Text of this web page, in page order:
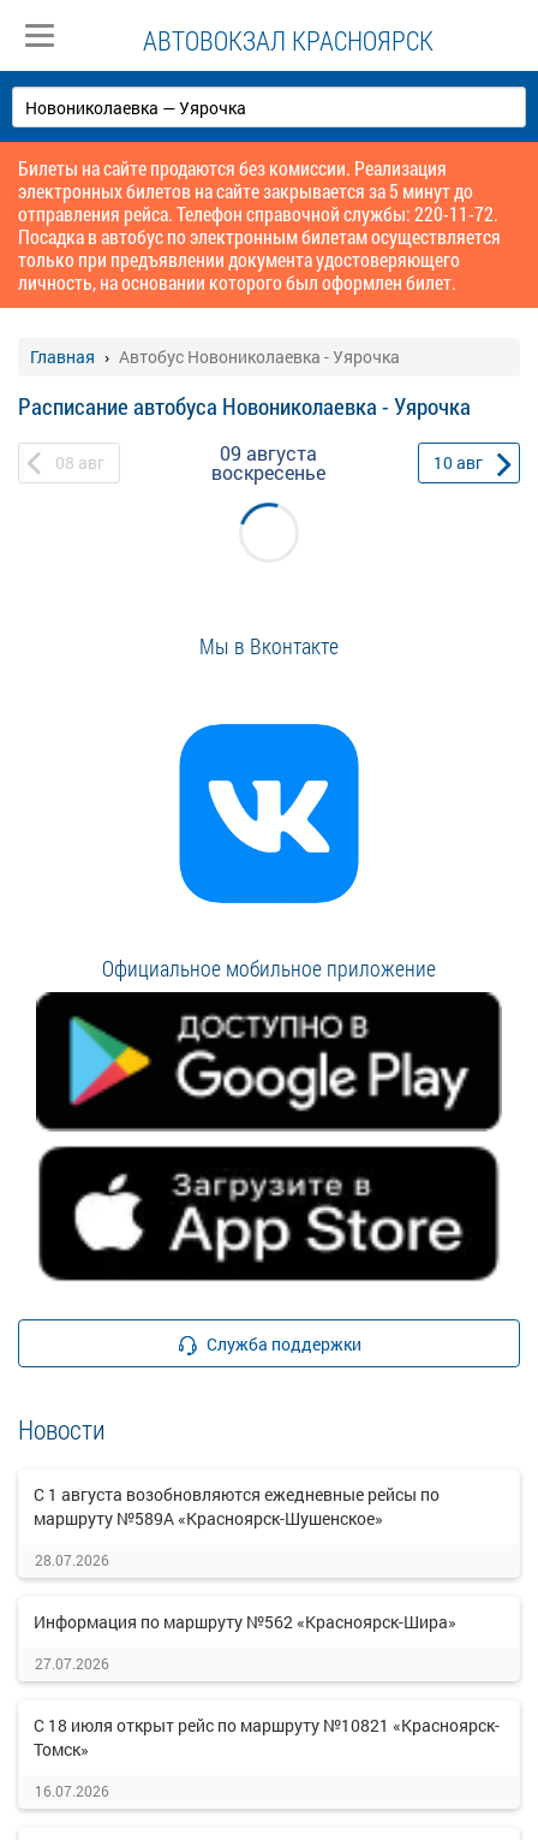
АВТОВОКЗАЛ КРАСНОЯРСК
Билеты на сайте продаются без комиссии. Реализация
электронных билетов на сайте закрывается за 5 минут до
отправления рейса. Телефон справочной службы: 220-11-72.
Посадка в автобус по электронным билетам осуществляется
только при предъявлении документа удостоверяющего
личность, на основании которого был оформлен билет.
Главная Автобус Новониколаевка - Уярочка
Расписание автобуса Новониколаевка - Уярочка
08 авг 09 августа
воскресенье 10авг
Мы в Вконтакте
Официальное мобильное приложение
Служба поддержки
Новости
С 1 августа возобновляются ежедневные рейсы по
маршруту №589А «Красноярск-Шушенское»
28.07.2026
Информация по маршруту №562 «Красноярск-Шира»
27.07.2026
С 18 июля открыт рейс по маршруту №10821 «Красноярск-
Томск»
16.07.2026